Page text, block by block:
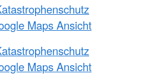
Maps Ansicht
Maps Ansicht